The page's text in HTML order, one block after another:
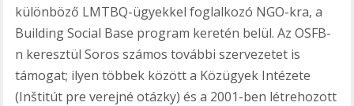
különböző LMTBQ-ügyekkel foglalkozó NGO-kra, a
Building Social Base program keretén belül. Az OSFB-
n keresztül Soros számos további szervezetet is
támogat; ilyen többek között a Közügyek Intézete
(Inštitút pre verejné otázky) és a 2001-ben létrehozott